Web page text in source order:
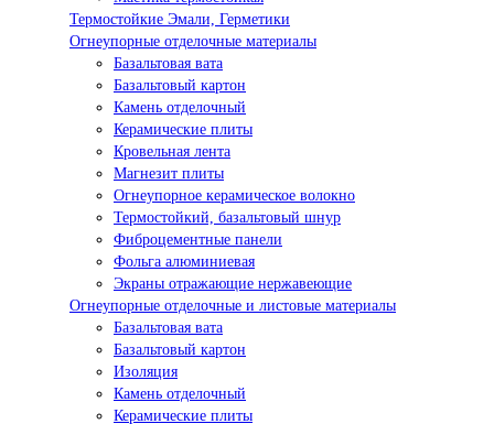
Термостойкие Эмали, Герметики
Огнеупорные отделочные материалы
Базальтовая вата
Базальтовый картон
Камень отделочный
Керамические плиты
Кровельная лента
Магнезит плиты
Огнеупорное керамическое волокно
Термостойкий, базальтовый шнур
Фиброцементные панели
Фольга алюминиевая
Экраны отражающие нержавеющие
Огнеупорные отделочные и листовые материалы
Базальтовая вата
Базальтовый картон
Изоляция
Камень отделочный
Керамические плиты